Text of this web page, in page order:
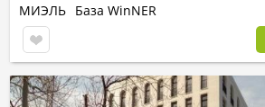
МИЭЛЬ База WinNER